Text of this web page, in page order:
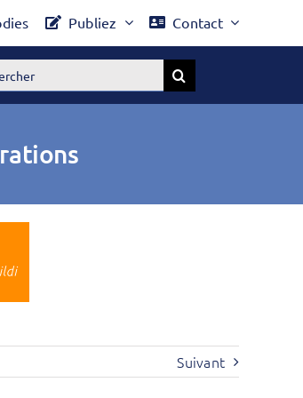
Publiez Contact
Suivant